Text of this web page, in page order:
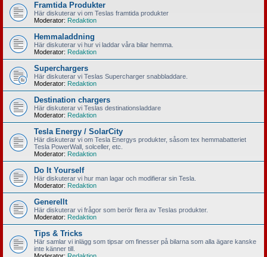
Framtida Produkter
Här diskuterar vi om Teslas framtida produkter
Moderator: Redaktion
Hemmaladdning
Här diskuterar vi hur vi laddar våra bilar hemma.
Moderator: Redaktion
Superchargers
Här diskuterar vi Teslas Supercharger snabbladdare.
Moderator: Redaktion
Destination chargers
Här diskuterar vi Teslas destinationsladdare
Moderator: Redaktion
Tesla Energy / SolarCity
Här diskuterar vi om Tesla Energys produkter, såsom tex hemmabatteriet
Tesla PowerWall, solceller, etc.
Moderator: Redaktion
Do It Yourself
Här diskuterar vi hur man lagar och modifierar sin Tesla.
Moderator: Redaktion
Generellt
Här diskuterar vi frågor som berör flera av Teslas produkter.
Moderator: Redaktion
Tips & Tricks
Här samlar vi inlägg som tipsar om finesser på bilarna som alla ägare kanske
inte känner till.
Moderator: Redaktion